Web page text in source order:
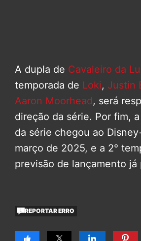
A dupla de Cavaleiro da
temporada de Loki, Justin
Aaron Moorhead, será
direção da série. Por fim,
da série chegou ao
março de 2025, e a 2°
previsão de lançamento já
REPORTAR ERRO